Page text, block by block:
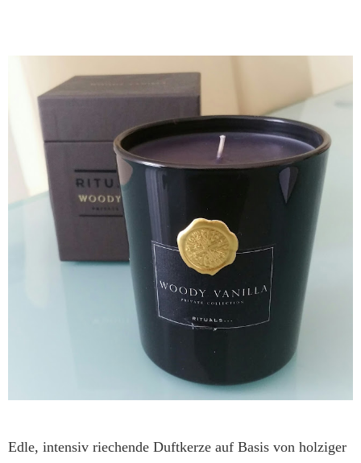
Edle, intensiv riechende Duftkerze auf Basis von holziger